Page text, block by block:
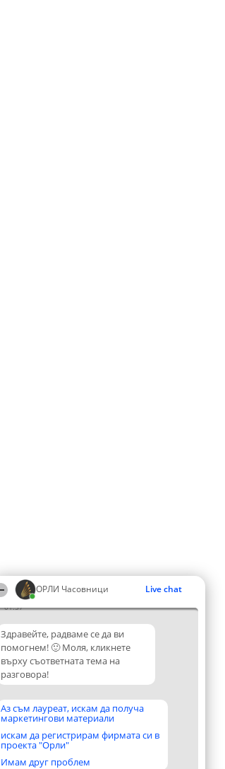
ОРЛИ Часовници Live chat
01:57
Здравейте, радваме се да ви
помогнем! 🙂 Моля, кликнете
върху съответната тема на
разговора!
Аз съм лауреат, искам да получа
маркетингови материали
искам да регистрирам фирмата си в
проекта "Орли"
Имам друг проблем